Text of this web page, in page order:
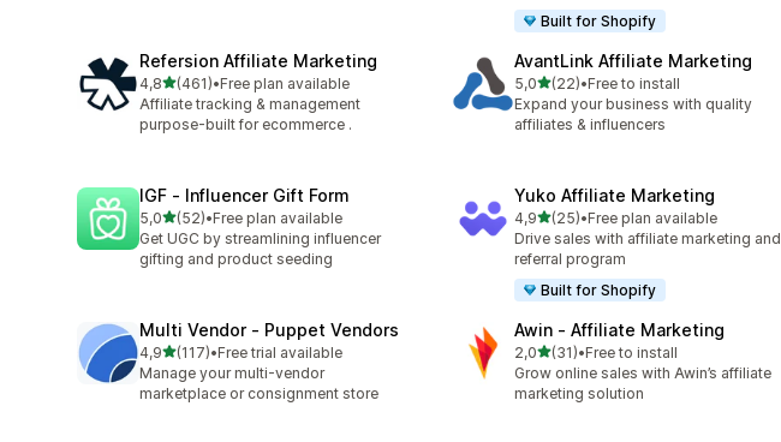
Built for Shopify
Refersion Affiliate Marketing
4,85 yıldız üzerinden
(461)
toplam 461 değerlendirme
•Free plan available
Affiliate tracking & management
purpose-built for ecommerce .
AvantLink Affiliate Marketing
5,05 yıldız üzerinden
(22)
toplam 22 değerlendirme
•Free to install
Expand your business with quality
affiliates & influencers
IGF ‑ Influencer Gift Form
5,05 yıldız üzerinden
(52)
toplam 52 değerlendirme
•Free plan available
Get UGC by streamlining influencer
gifting and product seeding
Yuko Affiliate Marketing
4,95 yıldız üzerinden
(25)
toplam 25 değerlendirme
•Free plan available
Drive sales with affiliate marketing and
referral program
Built for Shopify
Multi Vendor ‑ Puppet Vendors
4,95 yıldız üzerinden
(117)
toplam 117 değerlendirme
•Free trial available
Manage your multi-vendor
marketplace or consignment store
Awin ‑ Affiliate Marketing
2,05 yıldız üzerinden
(31)
toplam 31 değerlendirme
•Free to install
Grow online sales with Awin’s affiliate
marketing solution